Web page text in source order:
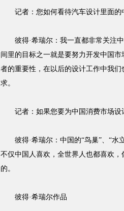
记者：您如何看待汽车设计里面的
彼得·希瑞尔：我一直都非常关注中
间里的目标之一就是要努力开发中国
者的重要性，在以后的设计工作中我
求。
记者：如果您要为中国消费市场设
彼得·希瑞尔：中国的“鸟巢”、“水
不仅中国人喜欢，全世界人也都喜欢
的。
彼得·希瑞尔作品